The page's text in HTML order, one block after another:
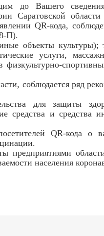
до Вашего
Саратовской
QR-кода,
П).
объекты культуры);
услуги,
соблюдается ряд
для защиты
средства и средства
QR-кода о
области
населения